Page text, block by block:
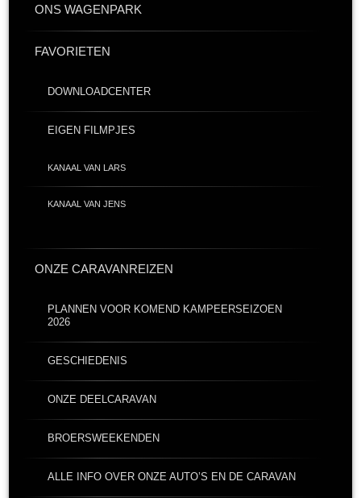
ONS WAGENPARK
FAVORIETEN
DOWNLOADCENTER
EIGEN FILMPJES
KANAAL VAN LARS
KANAAL VAN JENS
ONZE CARAVANREIZEN
PLANNEN VOOR KOMEND KAMPEERSEIZOEN
2026
GESCHIEDENIS
ONZE DEELCARAVAN
BROERSWEEKENDEN
ALLE INFO OVER ONZE AUTO’S EN DE CARAVAN